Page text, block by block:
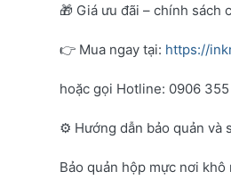
🎁 Giá ưu đãi – chính sách
👉 Mua ngay tại: https://
hoặc gọi Hotline: 0906
⚙️ Hướng dẫn bảo quản và
Bảo quản hộp mực nơi